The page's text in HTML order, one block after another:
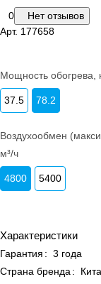
0
Нет отзывов
Арт. 177658
Мощность обогрева,
37.5 78.2
Воздухообмен
м³/ч
4800 5400
Характеристики
Гарантия : 3 года
Страна бренда :